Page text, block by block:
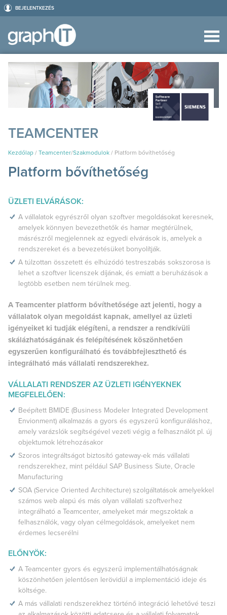
BEJELENTKEZÉS
TEAMCENTER
Kezdőlap / Teamcenter/Szakmodulok / Platform bővíthetőség
Platform bővíthetőség
ÜZLETI ELVÁRÁSOK:
A vállalatok egyrészről olyan szoftver megoldásokat keresnek,
amelyek könnyen bevezethetők és hamar megtérülnek,
másrészről megjelennek az egyedi elvárások is, amelyek a
rendszereket és a bevezetésüket bonyolítják.
A túlzottan összetett és elhúzódó testreszabás sokszorosa is
lehet a szoftver licenszek díjának, és emiatt a beruházások a
legtöbb esetben nem térülnek meg.
A Teamcenter platform bővíthetősége azt jelenti, hogy a
vállalatok olyan megoldást kapnak, amellyel az üzleti
igényeiket ki tudják elégíteni, a rendszer a rendkívüli
skálázhatóságának és felépítésének köszönhetően
egyszerűen konfigurálható és továbbfejleszthető és
integrálható más vállalati rendszerekhez.
VÁLLALATI RENDSZER AZ ÜZLETI IGÉNYEKNEK
MEGFELELŐEN:
Beépített BMIDE (Business Modeler Integrated Development
Envionment) alkalmazás a gyors és egyszerű konfiguráláshoz,
amely varázslók segítségével vezeti végig a felhasználót pl. új
objektumok létrehozásakor
Szoros integráltságot biztosító gateway-ek más vállalati
rendszerekhez, mint például SAP Business Siute, Oracle
Manufacturing
SOA (Service Oriented Architecture) szolgáltatások amelyekkel
számos web alapú és más olyan vállalati szoftverhez
integrálható a Teamcenter, amelyeket már megszoktak a
felhasználók, vagy olyan célmegoldások, amelyeket nem
érdemes lecserélni
ELŐNYÖK:
A Teamcenter gyors és egyszerű implementálhatóságnak
köszönhetően jelentősen lerövidül a implementáció ideje és
költsége.
A más vállalati rendszerekhez történő integráció lehetővé teszi